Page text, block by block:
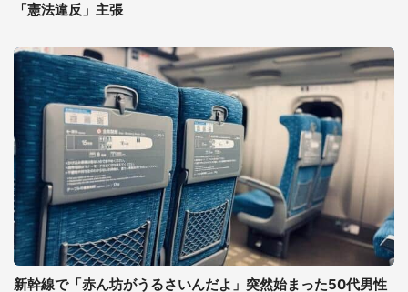
「憲法違反」主張
新幹線で「赤ん坊がうるさいんだよ」突然始まった50代男性